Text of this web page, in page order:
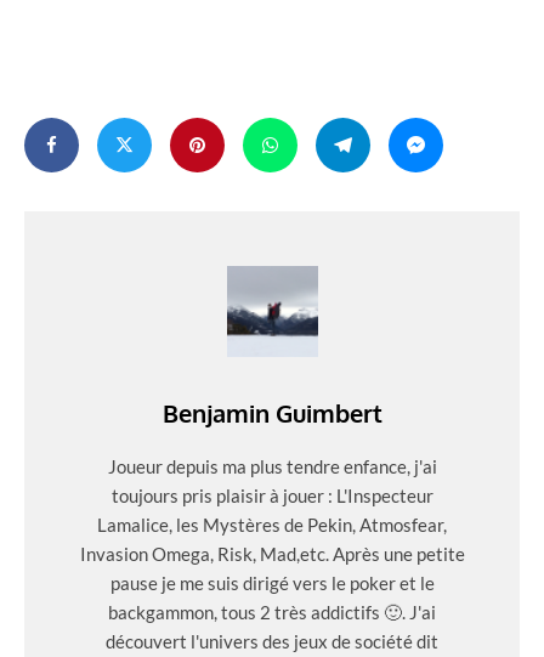
Benjamin Guimbert
Joueur depuis ma plus tendre enfance, j'ai
toujours pris plaisir à jouer : L'Inspecteur
Lamalice, les Mystères de Pekin, Atmosfear,
Invasion Omega, Risk, Mad,etc. Après une petite
pause je me suis dirigé vers le poker et le
backgammon, tous 2 très addictifs 🙂. J'ai
découvert l'univers des jeux de société dit